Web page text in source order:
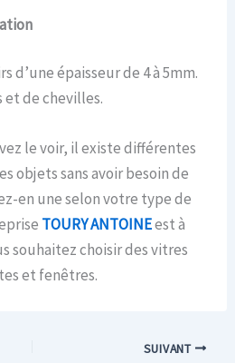
d’une épaisseur de 4 à 5mm.
et de chevilles.
le voir, il existe différentes
objets sans avoir besoin de
en une selon votre type de
TOURY ANTOINEest à
souhaitez choisir des vitres
et fenêtres.
SUIVANT